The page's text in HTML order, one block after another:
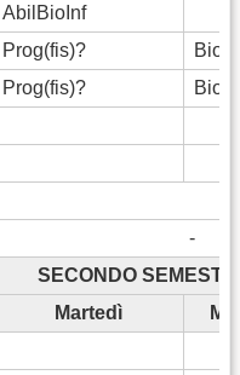
AbilBioInf
Prog(fis)?
Prog(fis)?
-
SECONDO
Martedì